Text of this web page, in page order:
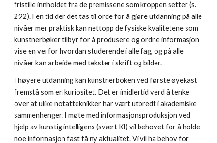
fristille innholdet fra de premissene som kroppen setter (s.
292). I en tid der det tas til orde for å gjøre utdanning på alle
nivåer mer praktisk kan nettopp de fysiske kvalitetene som
kunstnerbøker tilbyr for å produsere og ordne informasjon
vise en vei for hvordan studerende i alle fag, og på alle
nivåer kan arbeide med tekster i skrift og bilder.
I høyere utdanning kan kunstnerboken ved første øyekast
fremstå som en kuriositet. Det er imidlertid verd å tenke
over at ulike notatteknikker har vært utbredt i akademiske
sammenhenger. I møte med informasjonsproduksjon ved
hjelp av kunstig intelligens (svært KI) vil behovet for å holde
noe informasjon fast få ny aktualitet. Vi vil ha behov for